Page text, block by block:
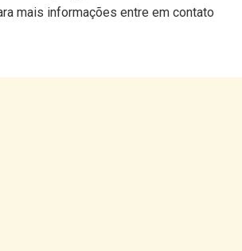
mais informações entre em contato